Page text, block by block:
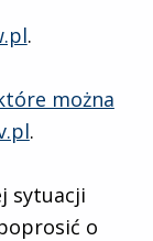
.
można
.
sytuacji
o